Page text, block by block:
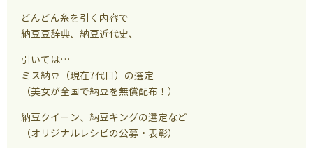
どんどん糸を引く内容で
納豆豆辞典、納豆近代史、
引いては…
ミス納豆（現在7代目）の選定
（美女が全国で納豆を無償配布！）
納豆クイーン、納豆キングの選定など
（オリジナルレシピの公募・表彰）